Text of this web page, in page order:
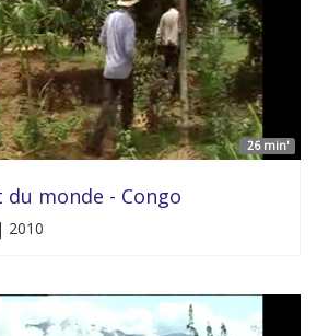
26 min'
monde - Congo